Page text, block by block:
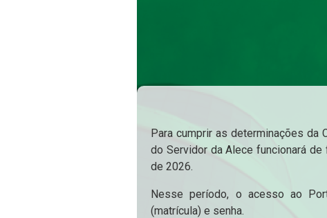
Para cumprir as determinações da
do Servidor da Alece funcionará
de 2026.
Nesse período, o acesso ao
(matrícula) e senha.